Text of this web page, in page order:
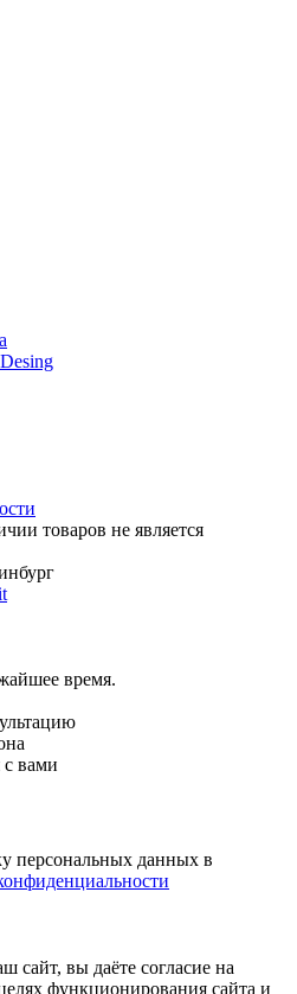
товаров не является
время.
с вами
персональных данных в
сайт, вы даёте согласие на
функционирования сайта и